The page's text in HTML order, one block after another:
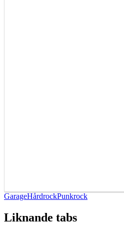
GarageHårdrockPunkrock
Liknande tabs